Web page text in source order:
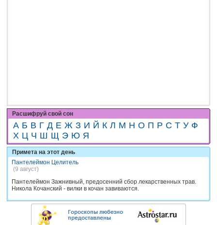
Расшифруй свой сон
А Б В Г Д Е Ж З И Й К Л М Н О П Р С Т У Ф
Х Ц Ч Ш Щ Э Ю Я
Примета на этот день
Пантелеймон Целитель
(9 август)
Пантелеймон Зажнивный, предосенний сбор лекарственных трав.
Никола Кочанский - вилки в кочан завиваются.